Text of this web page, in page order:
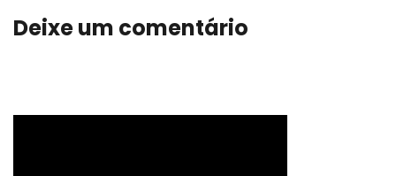
Deixe um comentário